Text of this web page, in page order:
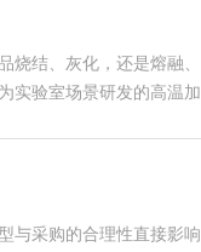
烧结、灰化，还是熔融
实验室场景研发的高温加
与采购的合理性直接影